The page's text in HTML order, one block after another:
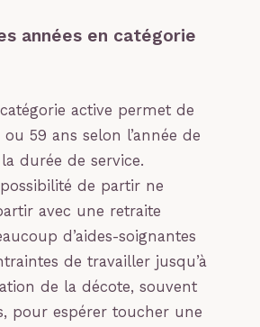
années en catégorie
active permet de
59 ans selon l’année de
durée de service.
de partir ne
avec une retraite
d’aides-soignantes
de travailler jusqu’à
de la décote, souvent
pour espérer toucher une